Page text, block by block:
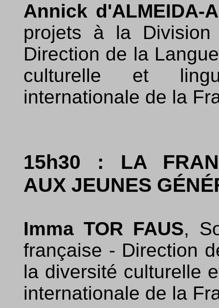
Annick d'ALMEIDA-
projets à la
Direction de la
culturelle et
internationale de la
15h30 : LA
AUX JEUNES
Imma TOR FAUS,
française - Direction
la diversité culturelle
internationale de la